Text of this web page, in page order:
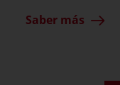
Saber más